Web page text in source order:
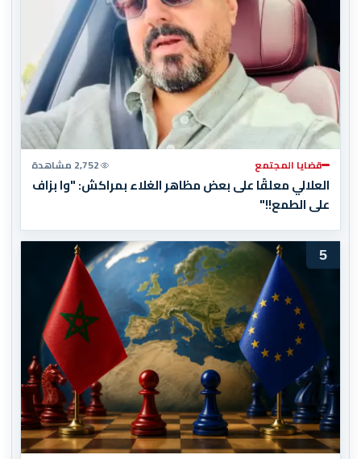
قضايا المجتمع 2,752 مشاهدة
العلالي معلقًا على بعض مظاهر الغلاء بمراكش: "وا بزاف
على الطمع!!"
5